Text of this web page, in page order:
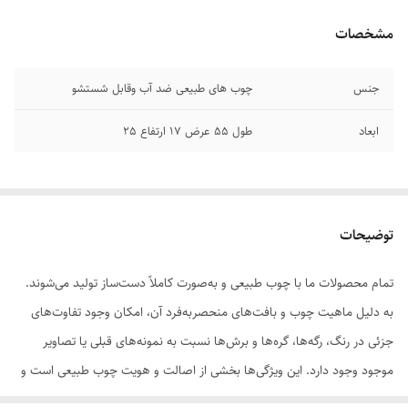
مشخصات
جنس چوب های طبیعی ضد آب وقابل شستشو
ابعاد طول 55 عرض 17 ارتفاع 25
توضیحات
تمام محصولات ما با چوب طبیعی و به‌صورت کاملاً دست‌ساز تولید می‌شوند.
به دلیل ماهیت چوب و بافت‌های منحصر‌به‌فرد آن، امکان وجود تفاوت‌های
جزئی در رنگ، رگه‌ها، گره‌ها و برش‌ها نسبت به نمونه‌های قبلی یا تصاویر
موجود وجود دارد. این ویژگی‌ها بخشی از اصالت و هویت چوب طبیعی است و